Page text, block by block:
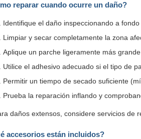
reparar cuando ocurre un daño?
Identifique el daño inspeccionando a
Limpiar y secar completamente la zona
Aplique un parche ligeramente más
Utilice el adhesivo adecuado si el tipo de
Permitir un tiempo de secado suficiente
Prueba la reparación inflando y
daños extensos, considere servicios de
accesorios están incluidos?